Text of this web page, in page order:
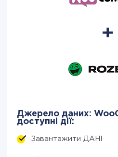
Джерело даних:
доступні дії:
Завантажити ДАНІ